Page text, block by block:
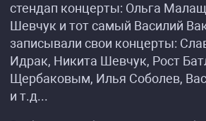
стендап концерты: Ольга
Шевчук и тот самый Василий
записывали свои концерты:
Идрак, Никита Шевчук, Рост
Щербаковым, Илья Соболев,
и т.д...